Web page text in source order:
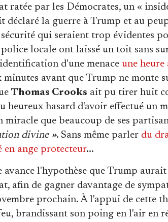
ratée par les Démocrates, un «
déclaré la guerre à Trump et au
sécurité qui seraient trop évidentes
locale ont laissé un toit sans
d'une menace une heure
avant que Trump ne monte
Thomas Crooks ait pu tirer huit
heureux hasard d'avoir effectué un
miracle que beaucoup de ses
divine ». Sans même parler du
en ange protecteur...
avance l'hypothèse que Trump
afin de gagner davantage de
prochain. À l'appui de cette
brandissant son poing en l'air en